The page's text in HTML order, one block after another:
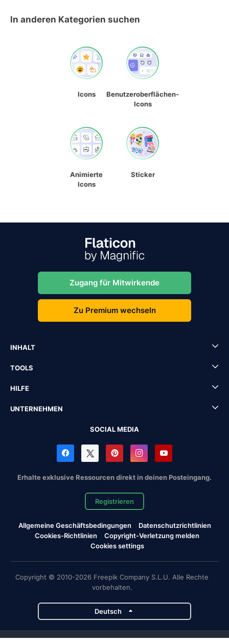
In anderen Kategorien suchen
Icons
Benutzeroberflächen-
Icons
Animierte
Icons
Sticker
Zugang für Mitwirkende
Zu Premium wechseln
INHALT
TOOLS
HILFE
UNTERNEHMEN
SOCIAL MEDIA
Erhalte exklusive Ressourcen direkt in deinen Posteingang.
Registrieren
Allgemeine Geschäftsbedingungen
Datenschutzrichtlinien
Cookies-Richtlinien
Copyright-Verletzung melden
Cookies settings
Copyright © 2010-2026 Freepik Company S.L.U. Alle Rechte
vorbehalten.
Deutsch